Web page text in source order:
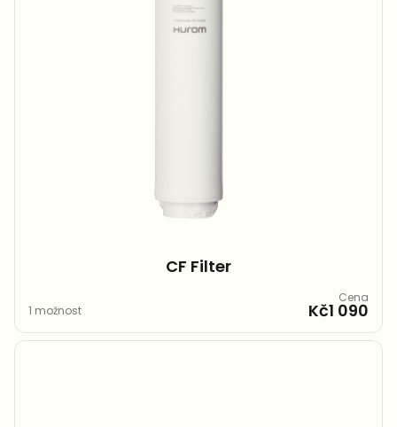
CF Filter​
1 možnost
Cena
Kč1 090